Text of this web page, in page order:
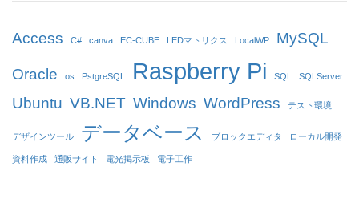
Access C# canva EC-CUBE LEDマトリクス LocalWP MySQL
Oracle os PstgreSQL Raspberry Pi SQL SQLServer
Ubuntu VB.NET Windows WordPress テスト環境
デザインツール データベース ブロックエディタ ローカル開発
資料作成 通販サイト 電光掲示板 電子工作